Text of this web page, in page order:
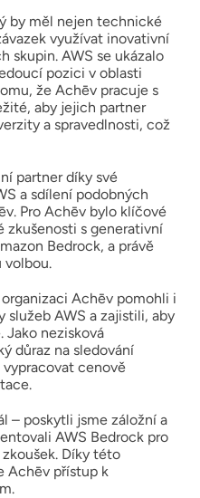
by měl nejen technické
využívat inovativní
skupin. AWS se ukázalo
pozici v oblasti
že Achēv pracuje s
aby jejich partner
a spravedlnosti, což
partner díky své
a sdílení podobných
Pro Achēv bylo klíčové
zkušenosti s generativní
Bedrock, a právě
volbou.
Achēv pomohli i
služeb AWS a zajistili, aby
Jako nezisková
důraz na sledování
cenově
– poskytli jsme záložní a
AWS Bedrock pro
Díky této
Achēv přístup k